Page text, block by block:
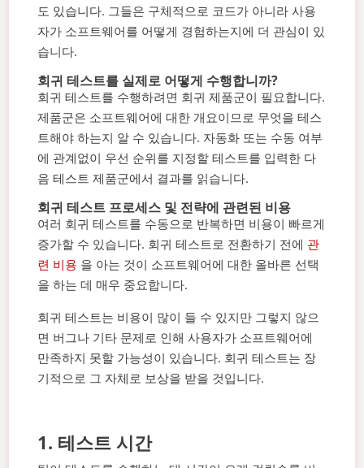
도 있습니다. 그들은 구체적으로 코드가 아니라 사용
자가 소프트웨어를 어떻게 경험하는지에 더 관심이 있
습니다.
회귀 테스트를 실제로 어떻게 수행합니까?
회귀 테스트를 수행하려면 회귀 제품군이 필요합니다.
제품군은 소프트웨어에 대한 개요이므로 무엇을 테스
트해야 하는지 알 수 있습니다. 자동화 또는 수동 여부
에 관계없이 우선 순위를 지정할 테스트를 입력한 다
음 테스트 제품군에서 결과를 읽습니다.
회귀 테스트 프로세스 및 전략에 관련된 비용
여러 회귀 테스트를 수동으로 반복하면 비용이 빠르게
증가할 수 있습니다. 회귀 테스트로 전환하기 전에 관
련 비용 을 아는 것이 소프트웨어에 대한 올바른 선택
을 하는 데 매우 중요합니다.
회귀 테스트는 비용이 많이 들 수 있지만 그렇지 않으
면 버그나 기타 문제로 인해 사용자가 소프트웨어에
만족하지 못할 가능성이 있습니다. 회귀 테스트는 장
기적으로 그 자체로 보상을 받을 것입니다.
1. 테스트 시간